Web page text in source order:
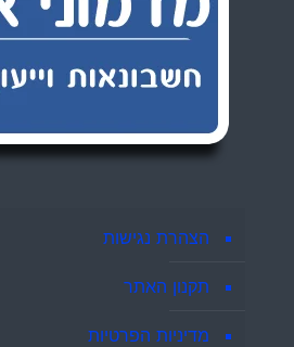
הצהרת נגישות
תקנון האתר
מדיניות הפרטיות